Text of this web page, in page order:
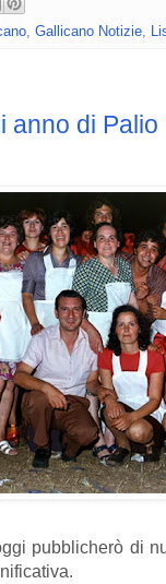
, Gallicano Notizie,
anno di
pubblicherò di